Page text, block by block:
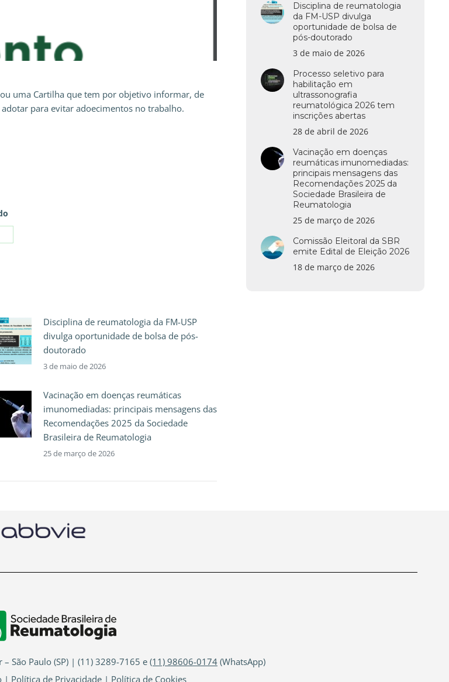
uma Cartilha que tem por objetivo informar, de
para evitar adoecimentos no trabalho.
Disciplina de reumatologia da FM-USP
divulga oportunidade de bolsa de pós-
doutorado
3 de maio de 2026
Vacinação em doenças reumáticas
imunomediadas: principais mensagens das
Recomendações 2025 da Sociedade
Brasileira de Reumatologia
25 de março de 2026
Disciplina de reumatologia
da FM-USP divulga
oportunidade de bolsa de
pós-doutorado
3 de maio de 2026
Processo seletivo para
habilitação em
ultrassonografia
reumatológica 2026 tem
inscrições abertas
28 de abril de 2026
Vacinação em doenças
reumáticas imunomediadas:
principais mensagens das
Recomendações 2025 da
Sociedade Brasileira de
Reumatologia
25 de março de 2026
Comissão Eleitoral da SBR
emite Edital de Eleição 2026
18 de março de 2026
São Paulo (SP) | (11) 3289-7165 e (11) 98606-0174 (WhatsApp)
| Política de Privacidade | Política de Cookies